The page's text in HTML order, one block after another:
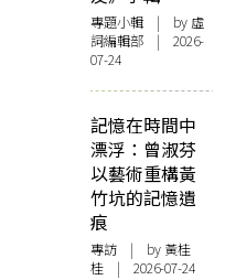
專題小輯 | by 虛
詞編輯部 | 2026-
07-24
記憶在時間中
漂浮：曾淑芬
以藝術重構黃
竹坑的記憶遺
痕
專訪 | by 黃桂
桂 | 2026-07-24